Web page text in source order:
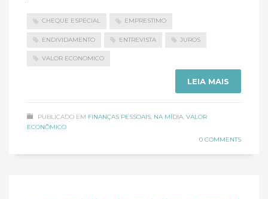
CHEQUE ESPECIAL EMPRESTIMO
ENDIVIDAMENTO ENTREVISTA JUROS
VALOR ECONOMICO
LEIA MAIS
PUBLICADO EM FINANÇAS PESSOAIS, NA MÍDIA, VALOR
ECONÔMICO
0 COMMENTS